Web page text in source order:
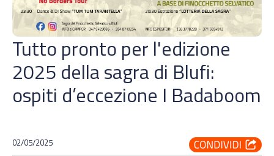
Tutto pronto per l'edizione
2025 della sagra di Blufi:
ospiti d’eccezione I Badaboom
02/05/2025